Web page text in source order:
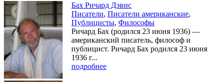
Бах Ричард Дэвис
Писатели, Писатели американские,
Публицисты, Философы
Ричард Бах (родился 23 июня 1936) —
американский писатель, философ и
публицист. Ричард Бах родился 23 июня
1936 г...
подробнее